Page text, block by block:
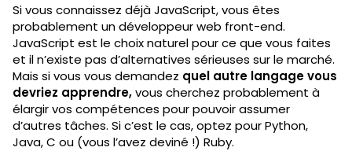
Si vous connaissez déjà JavaScript, vous êtes
probablement un développeur web front-end.
JavaScript est le choix naturel pour ce que vous faites
et il n’existe pas d’alternatives sérieuses sur le marché.
Mais si vous vous demandez quel autre langage vous
devriez apprendre,vous cherchez probablement à
élargir vos compétences pour pouvoir assumer
d’autres tâches. Si c’est le cas, optez pour Python,
Java, C ou (vous l’avez deviné !) Ruby.